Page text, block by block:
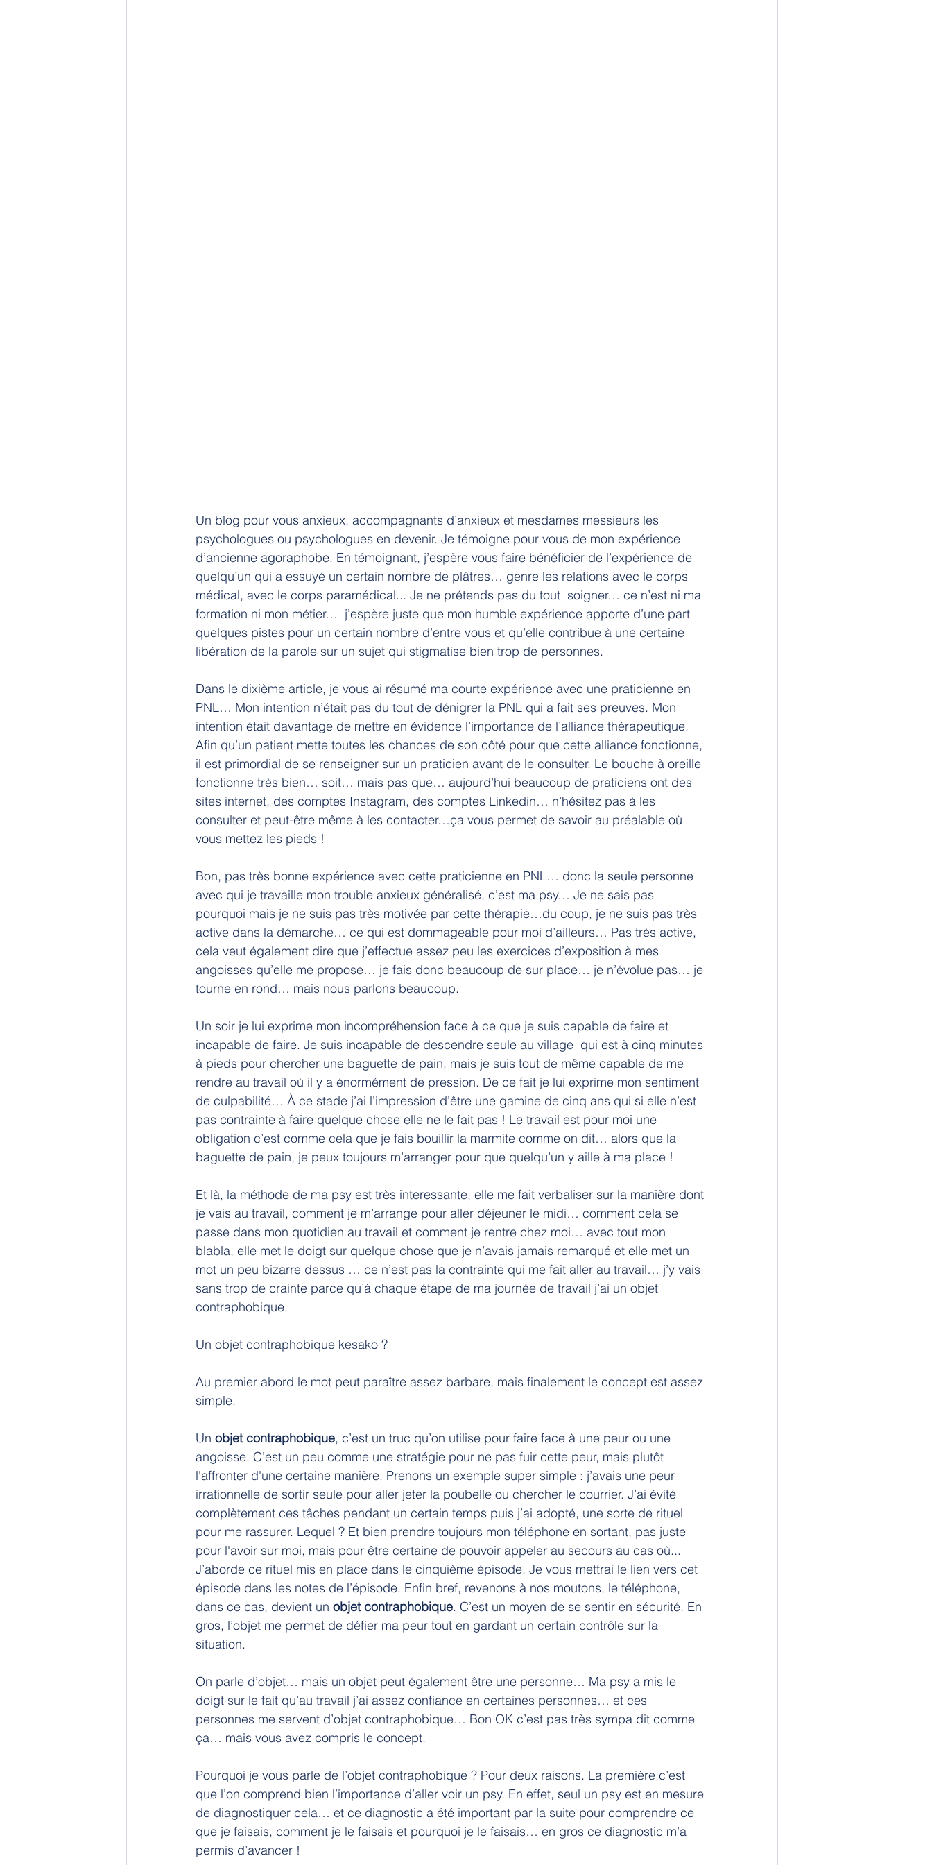
Un blog pour vous anxieux, accompagnants d’anxieux et mesdames messieurs les
psychologues ou psychologues en devenir. Je témoigne pour vous de mon expérience
d’ancienne agoraphobe. En témoignant, j’espère vous faire bénéficier de l’expérience de
quelqu’un qui a essuyé un certain nombre de plâtres… genre les relations avec le corps
médical, avec le corps paramédical... Je ne prétends pas du tout  soigner… ce n’est ni ma
formation ni mon métier…  j’espère juste que mon humble expérience apporte d’une part
quelques pistes pour un certain nombre d’entre vous et qu’elle contribue à une certaine
libération de la parole sur un sujet qui stigmatise bien trop de personnes.
Dans le dixième article, je vous ai résumé ma courte expérience avec une praticienne en
PNL… Mon intention n’était pas du tout de dénigrer la PNL qui a fait ses preuves. Mon
intention était davantage de mettre en évidence l’importance de l’alliance thérapeutique.
Afin qu’un patient mette toutes les chances de son côté pour que cette alliance fonctionne,
il est primordial de se renseigner sur un praticien avant de le consulter. Le bouche à oreille
fonctionne très bien… soit… mais pas que… aujourd’hui beaucoup de praticiens ont des
sites internet, des comptes Instagram, des comptes Linkedin… n’hésitez pas à les
consulter et peut-être même à les contacter…ça vous permet de savoir au préalable où
vous mettez les pieds !
Bon, pas très bonne expérience avec cette praticienne en PNL… donc la seule personne
avec qui je travaille mon trouble anxieux généralisé, c’est ma psy… Je ne sais pas
pourquoi mais je ne suis pas très motivée par cette thérapie…du coup, je ne suis pas très
active dans la démarche… ce qui est dommageable pour moi d’ailleurs… Pas très active,
cela veut également dire que j’effectue assez peu les exercices d’exposition à mes
angoisses qu’elle me propose… je fais donc beaucoup de sur place… je n’évolue pas… je
tourne en rond… mais nous parlons beaucoup.
Un soir je lui exprime mon incompréhension face à ce que je suis capable de faire et
incapable de faire. Je suis incapable de descendre seule au village  qui est à cinq minutes
à pieds pour chercher une baguette de pain, mais je suis tout de même capable de me
rendre au travail où il y a énormément de pression. De ce fait je lui exprime mon sentiment
de culpabilité… À ce stade j’ai l’impression d’être une gamine de cinq ans qui si elle n’est
pas contrainte à faire quelque chose elle ne le fait pas ! Le travail est pour moi une
obligation c’est comme cela que je fais bouillir la marmite comme on dit… alors que la
baguette de pain, je peux toujours m’arranger pour que quelqu’un y aille à ma place !
Et là, la méthode de ma psy est très interessante, elle me fait verbaliser sur la manière dont
je vais au travail, comment je m’arrange pour aller déjeuner le midi… comment cela se
passe dans mon quotidien au travail et comment je rentre chez moi… avec tout mon
blabla, elle met le doigt sur quelque chose que je n’avais jamais remarqué et elle met un
mot un peu bizarre dessus … ce n’est pas la contrainte qui me fait aller au travail… j’y vais
sans trop de crainte parce qu’à chaque étape de ma journée de travail j’ai un objet
contraphobique.
Un objet contraphobique kesako ?
Au premier abord le mot peut paraître assez barbare, mais finalement le concept est assez
simple.
Un objet contraphobique, c’est un truc qu’on utilise pour faire face à une peur ou une
angoisse. C’est un peu comme une stratégie pour ne pas fuir cette peur, mais plutôt
l'affronter d'une certaine manière. Prenons un exemple super simple : j’avais une peur
irrationnelle de sortir seule pour aller jeter la poubelle ou chercher le courrier. J’ai évité
complètement ces tâches pendant un certain temps puis j’ai adopté, une sorte de rituel
pour me rassurer. Lequel ? Et bien prendre toujours mon téléphone en sortant, pas juste
pour l'avoir sur moi, mais pour être certaine de pouvoir appeler au secours au cas où...
J’aborde ce rituel mis en place dans le cinquième épisode. Je vous mettrai le lien vers cet
épisode dans les notes de l’épisode. Enfin bref, revenons à nos moutons, le téléphone,
dans ce cas, devient un objet contraphobique. C’est un moyen de se sentir en sécurité. En
gros, l’objet me permet de défier ma peur tout en gardant un certain contrôle sur la
situation.
On parle d’objet… mais un objet peut également être une personne… Ma psy a mis le
doigt sur le fait qu’au travail j’ai assez confiance en certaines personnes… et ces
personnes me servent d’objet contraphobique… Bon OK c’est pas très sympa dit comme
ça… mais vous avez compris le concept.
Pourquoi je vous parle de l’objet contraphobique ? Pour deux raisons. La première c’est
que l’on comprend bien l’importance d’aller voir un psy. En effet, seul un psy est en mesure
de diagnostiquer cela… et ce diagnostic a été important par la suite pour comprendre ce
que je faisais, comment je le faisais et pourquoi je le faisais… en gros ce diagnostic m’a
permis d’avancer !